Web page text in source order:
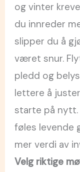
og vinter
du innreder
slipper du å
været snur.
pledd og
lettere å
starte på
føles levende
mer verdi av
Velg riktige